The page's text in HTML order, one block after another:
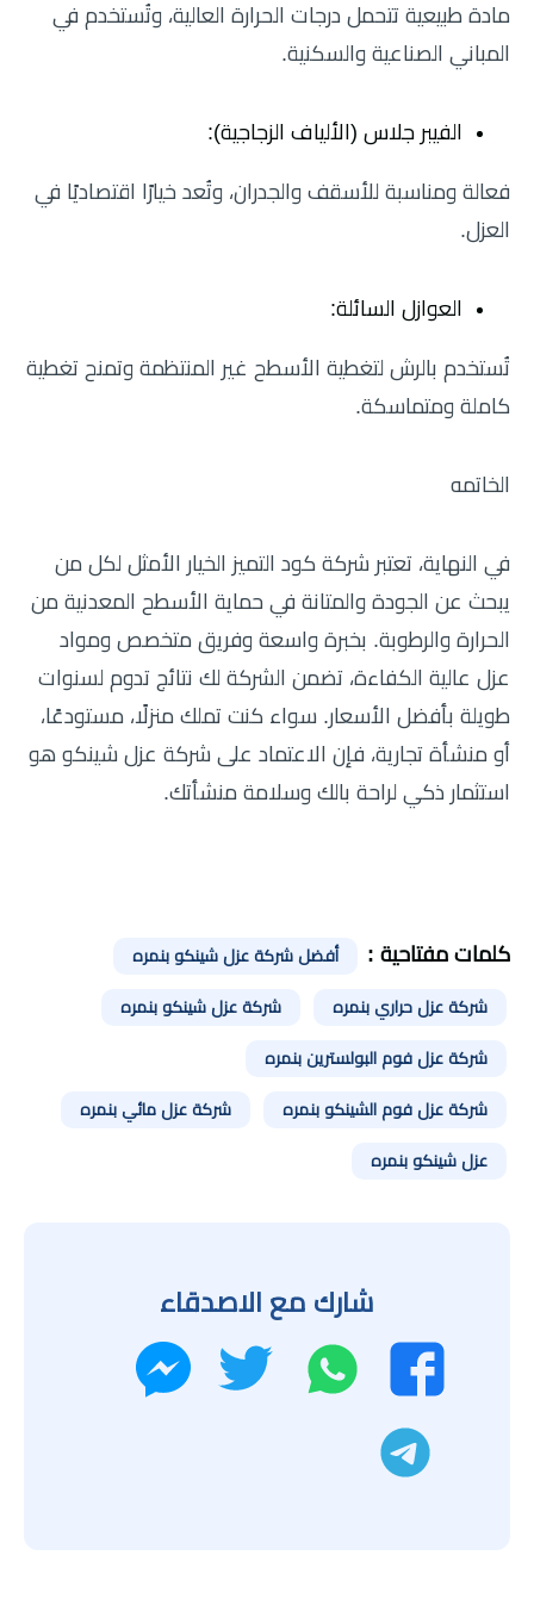
مادة طبيعية تتحمل درجات الحرارة العالية، وتُستخدم في
المباني الصناعية والسكنية.
الفيبر جلاس (الألياف الزجاجية):
فعالة ومناسبة للأسقف والجدران، وتُعد خيارًا اقتصاديًا في
العزل.
العوازل السائلة:
تُستخدم بالرش لتغطية الأسطح غير المنتظمة وتمنح تغطية
كاملة ومتماسكة.
الخاتمه
في النهاية، تعتبر شركة كود التميز الخيار الأمثل لكل من
يبحث عن الجودة والمتانة في حماية الأسطح المعدنية من
الحرارة والرطوبة. بخبرة واسعة وفريق متخصص ومواد
عزل عالية الكفاءة، تضمن الشركة لك نتائج تدوم لسنوات
طويلة بأفضل الأسعار. سواء كنت تملك منزلًا، مستودعًا،
أو منشأة تجارية، فإن الاعتماد على شركة عزل شينكو هو
استثمار ذكي لراحة بالك وسلامة منشأتك.
كلمات مفتاحية : أفضل شركة عزل شينكو بنمره
شركة عزل حراري بنمره شركة عزل شينكو بنمره
شركة عزل فوم البولسترين بنمره
شركة عزل فوم الشينكو بنمره شركة عزل مائي بنمره
عزل شينكو بنمره
شارك مع الاصدقاء
فيسبوك
واتساب تويتر